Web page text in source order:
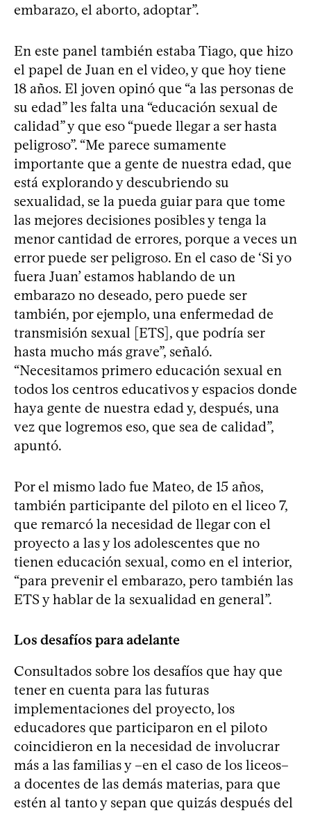
embarazo, el aborto, adoptar”.
En este panel también estaba Tiago, que hizo
el papel de Juan en el video, y que hoy tiene
18 años. El joven opinó que “a las personas de
su edad” les falta una “educación sexual de
calidad” y que eso “puede llegar a ser hasta
peligroso”. “Me parece sumamente
importante que a gente de nuestra edad, que
está explorando y descubriendo su
sexualidad, se la pueda guiar para que tome
las mejores decisiones posibles y tenga la
menor cantidad de errores, porque a veces un
error puede ser peligroso. En el caso de ‘Si yo
fuera Juan’ estamos hablando de un
embarazo no deseado, pero puede ser
también, por ejemplo, una enfermedad de
transmisión sexual [ETS], que podría ser
hasta mucho más grave”, señaló.
“Necesitamos primero educación sexual en
todos los centros educativos y espacios donde
haya gente de nuestra edad y, después, una
vez que logremos eso, que sea de calidad”,
apuntó.
Por el mismo lado fue Mateo, de 15 años,
también participante del piloto en el liceo 7,
que remarcó la necesidad de llegar con el
proyecto a las y los adolescentes que no
tienen educación sexual, como en el interior,
“para prevenir el embarazo, pero también las
ETS y hablar de la sexualidad en general”.
Los desafíos para adelante
Consultados sobre los desafíos que hay que
tener en cuenta para las futuras
implementaciones del proyecto, los
educadores que participaron en el piloto
coincidieron en la necesidad de involucrar
más a las familias y –en el caso de los liceos–
a docentes de las demás materias, para que
estén al tanto y sepan que quizás después del